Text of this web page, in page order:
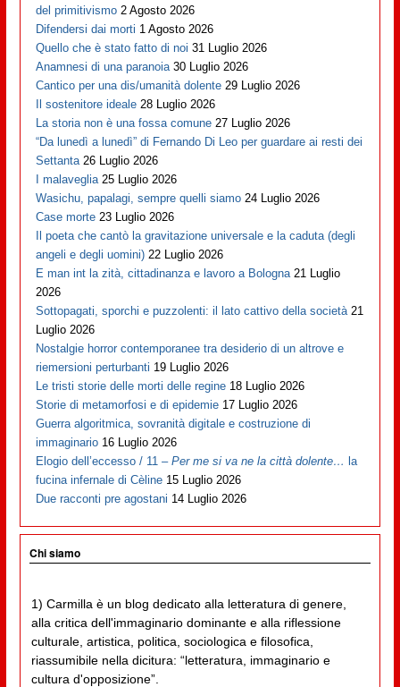
del primitivismo 2 Agosto 2026
Difendersi dai morti 1 Agosto 2026
Quello che è stato fatto di noi 31 Luglio 2026
Anamnesi di una paranoia 30 Luglio 2026
Cantico per una dis/umanità dolente 29 Luglio 2026
Il sostenitore ideale 28 Luglio 2026
La storia non è una fossa comune 27 Luglio 2026
“Da lunedì a lunedì” di Fernando Di Leo per guardare ai resti dei
Settanta 26 Luglio 2026
I malaveglia 25 Luglio 2026
Wasichu, papalagi, sempre quelli siamo 24 Luglio 2026
Case morte 23 Luglio 2026
Il poeta che cantò la gravitazione universale e la caduta (degli
angeli e degli uomini) 22 Luglio 2026
E man int la zità, cittadinanza e lavoro a Bologna 21 Luglio
2026
Sottopagati, sporchi e puzzolenti: il lato cattivo della società 21
Luglio 2026
Nostalgie horror contemporanee tra desiderio di un altrove e
riemersioni perturbanti 19 Luglio 2026
Le tristi storie delle morti delle regine 18 Luglio 2026
Storie di metamorfosi e di epidemie 17 Luglio 2026
Guerra algoritmica, sovranità digitale e costruzione di
immaginario 16 Luglio 2026
Elogio dell’eccesso / 11 –Per me si va ne la città dolente… la
fucina infernale di Cèline 15 Luglio 2026
Due racconti pre agostani 14 Luglio 2026
Chi siamo
1) Carmilla è un blog dedicato alla letteratura di genere,
alla critica dell'immaginario dominante e alla riflessione
culturale, artistica, politica, sociologica e filosofica,
riassumibile nella dicitura: “letteratura, immaginario e
cultura d'opposizione”.